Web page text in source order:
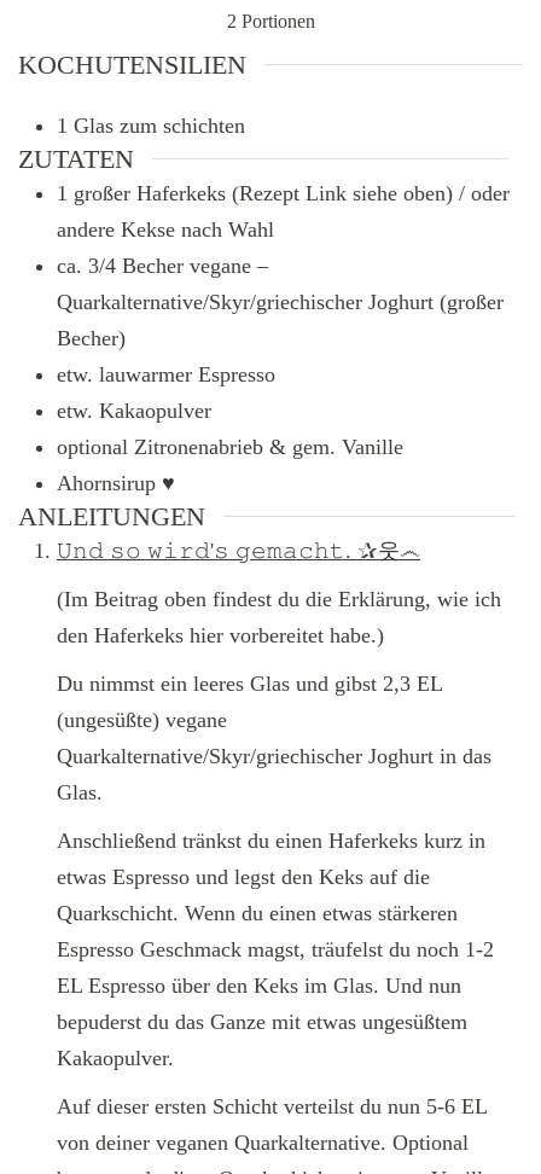
2 Portionen
KOCHUTENSILIEN
1 Glas zum schichten
ZUTATEN
1 großer Haferkeks (Rezept Link siehe oben) / oder
andere Kekse nach Wahl
ca. 3/4 Becher vegane –
Quarkalternative/Skyr/griechischer Joghurt (großer
Becher)
etw. lauwarmer Espresso
etw. Kakaopulver
optional Zitronenabrieb & gem. Vanille
Ahornsirup ♥
ANLEITUNGEN
𝚄𝚗𝚍 𝚜𝚘 𝚠𝚒𝚛𝚍'𝚜 𝚐𝚎𝚖𝚊𝚌𝚑𝚝. ✰웃෴
(Im Beitrag oben findest du die Erklärung, wie ich
den Haferkeks hier vorbereitet habe.)
Du nimmst ein leeres Glas und gibst 2,3 EL
(ungesüßte) vegane
Quarkalternative/Skyr/griechischer Joghurt in das
Glas.
Anschließend tränkst du einen Haferkeks kurz in
etwas Espresso und legst den Keks auf die
Quarkschicht. Wenn du einen etwas stärkeren
Espresso Geschmack magst, träufelst du noch 1-2
EL Espresso über den Keks im Glas. Und nun
bepuderst du das Ganze mit etwas ungesüßtem
Kakaopulver.
Auf dieser ersten Schicht verteilst du nun 5-6 EL
von deiner veganen Quarkalternative. Optional